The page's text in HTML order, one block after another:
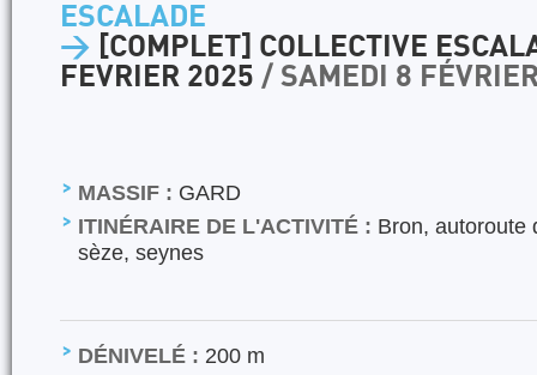
ESCALADE
> [COMPLET] COLLECTIVE
FEVRIER 2025 / SAMEDI 8
MASSIF : GARD
ITINÉRAIRE DE L'ACTIVITÉ : Bron, autoroute
sèze, seynes
DÉNIVELÉ : 200 m